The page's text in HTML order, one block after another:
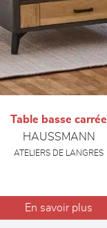
Table basse carrée
HAUSSMANN
ATELIERS DE LANGRES
En savoir plus